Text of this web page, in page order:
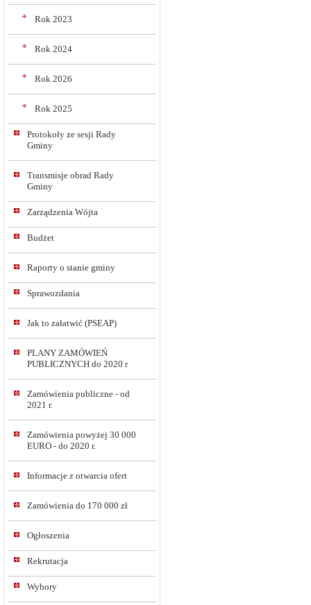
Rok 2023
Rok 2024
Rok 2026
Rok 2025
Protokoły ze sesji Rady
Gminy
Transmisje obrad Rady
Gminy
Zarządzenia Wójta
Budżet
Raporty o stanie gminy
Sprawozdania
Jak to załatwić (PSEAP)
PLANY ZAMÓWIEŃ
PUBLICZNYCH do 2020 r
Zamówienia publiczne - od
2021 r.
Zamówienia powyżej 30 000
EURO - do 2020 r.
Informacje z otwarcia ofert
Zamówienia do 170 000 zł
Ogłoszenia
Rekrutacja
Wybory